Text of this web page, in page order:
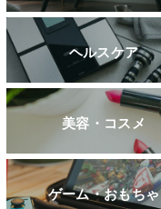
ヘルスケア
美容・コスメ
ゲーム・おもちゃ